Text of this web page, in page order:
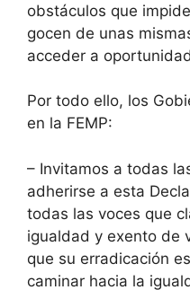
obstáculos que
gocen de unas
acceder a
Por todo ello, los
en la FEMP:
– Invitamos a todas
adherirse a esta
todas las voces que
igualdad y exento de
que su erradicación
caminar hacia la